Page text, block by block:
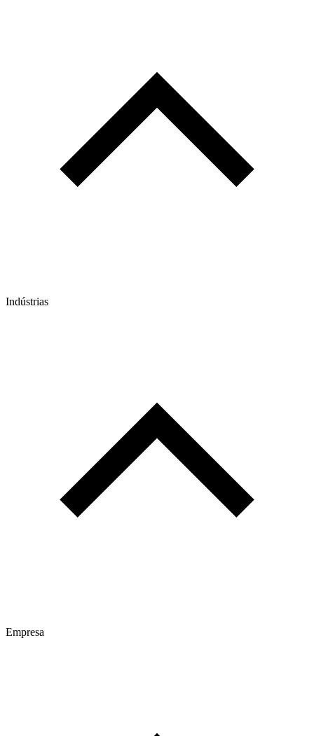
Indústrias
Empresa